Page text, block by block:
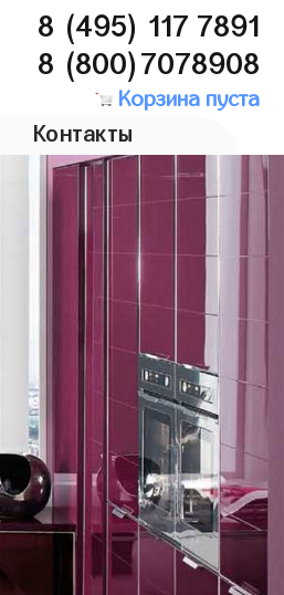
8 (495) 117 7891
8 (800)7078908
Корзина пуста
Контакты